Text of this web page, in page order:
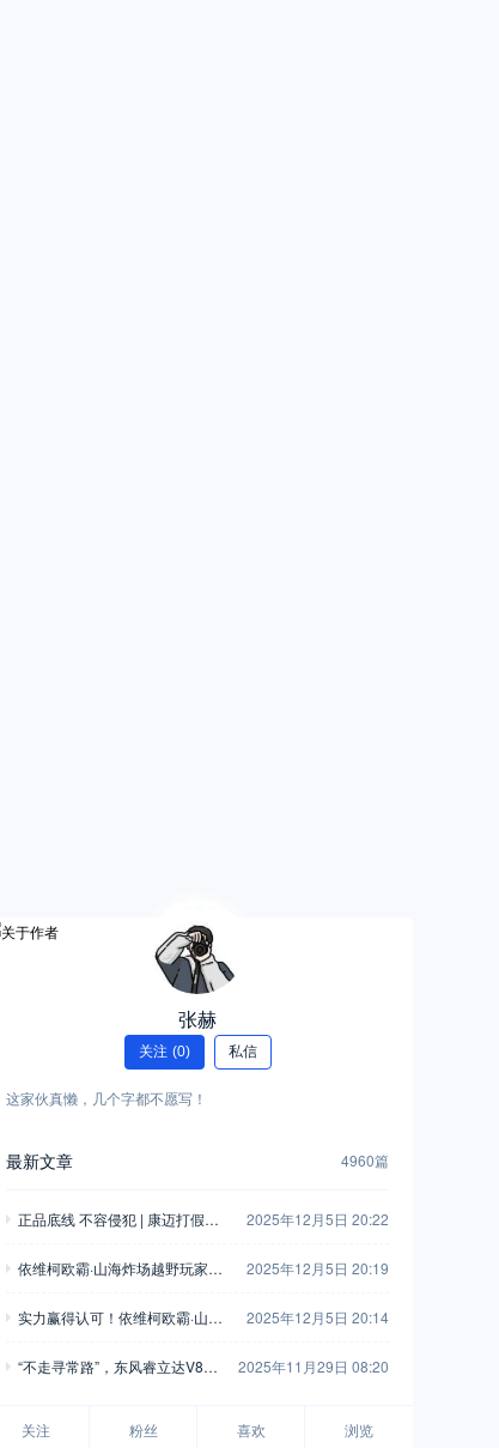
张赫
关注 (0) 私信
这家伙真懒，几个字都不愿写！
最新文章 4960篇
正品底线 不容侵犯 | 康迈打假胜
2025年12月5日 20:22
依维柯欧霸·山海炸场越野玩家车
2025年12月5日 20:19
实力赢得认可！依维柯欧霸·山海
2025年12月5日 20:14
“不走寻常路”，东风睿立达V8E
2025年11月29日 08:20
关注 粉丝 喜欢 浏览